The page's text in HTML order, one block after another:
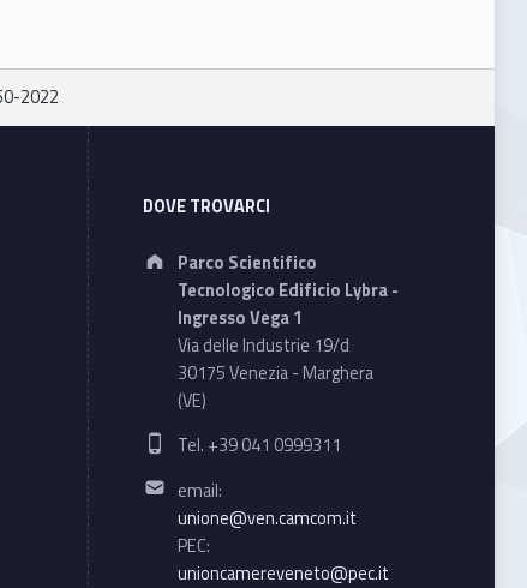
2022
DOVE TROVARCI
Address:
Parco Scientifico
Tecnologico Edificio Lybra -
Ingresso Vega 1
Via delle Industrie 19/d
30175 Venezia - Marghera
(VE)
Phone number:
Tel. +39 041 0999311
Email address:
email:
unione@ven.camcom.it
PEC:
unioncamereveneto@pec.it